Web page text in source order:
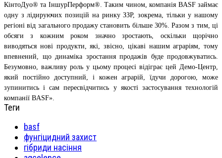
КінтоДуо® та ІншурПерформ®. Таким чином, компанія BASF займає
одну з лідируючих позицій на ринку ЗЗР, зокрема, тільки у нашому
регіоні від загального продажу становить більше 30%. Разом з тим, ці
обсяги з кожним роком значно зростають, оскільки щорічно
виводяться нові продукти, які, звісно, цікаві нашим аграріям, тому
впевнений, що динаміка зростання продажів буде продовжуватись.
Безумовно, важливу роль у цьому процесі відіграє цей Демо-Центр,
який постійно доступний, і кожен аграрій, їдучи дорогою, може
зупинитись і сам пересвідчитись у якості застосування технологій
компанії BASF».
Теги
basf
фунгіцидний захист
гібриди насіння